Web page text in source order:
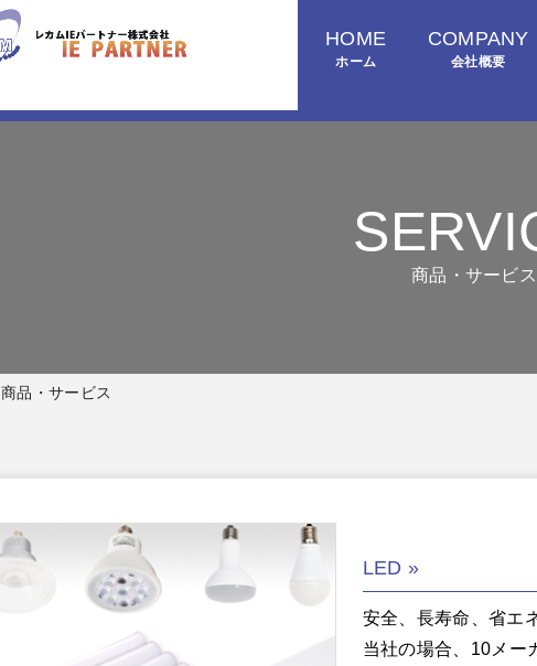
HOME
ホーム
COMPANY
会社概要
商品・サービス
商品・サービス
LED
安全、長寿命、省エ
当社の場合、10メー